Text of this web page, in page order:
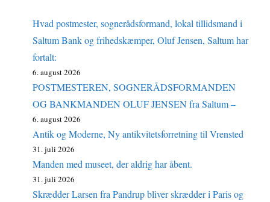
Hvad postmester, sognerådsformand, lokal tillidsmand i
Saltum Bank og frihedskæmper, Oluf Jensen, Saltum har
fortalt:
6. august 2026
POSTMESTEREN, SOGNERÅDSFORMANDEN
OG BANKMANDEN OLUF JENSEN fra Saltum –
6. august 2026
Antik og Moderne, Ny antikvitetsforretning til Vrensted
31. juli 2026
Manden med museet, der aldrig har åbent.
31. juli 2026
Skrædder Larsen fra Pandrup bliver skrædder i Paris og